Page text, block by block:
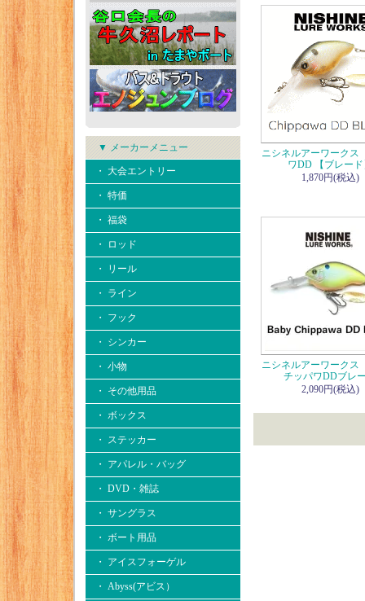
▼ メーカーメニュー
・ 大会エントリー
・ 特価
・ 福袋
・ ロッド
・ リール
・ ライン
・ フック
・ シンカー
・ 小物
・ その他用品
・ ボックス
・ ステッカー
・ アパレル・バッグ
・ DVD・雑誌
・ サングラス
・ ボート用品
・ アイスフォーゲル
・ Abyss(アビス）
ニシネルアーワーク
ワDD 【ブレード
1,870円(税込)
ニシネルアーワーク
チッパワDDブレ
2,090円(税込)